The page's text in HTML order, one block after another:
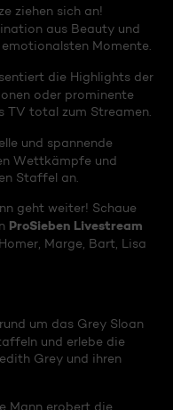
ziehen sich an!
aus Beauty und
Momente.
die Highlights der
oder prominente
TV total zum Streamen.
und spannende
Wettkämpfe und
Staffel an.
geht weiter! Schaue
ProSieben Livestream
Marge, Bart, Lisa
um das Grey Sloan
und erlebe die
Grey und ihren
Mann erobert die